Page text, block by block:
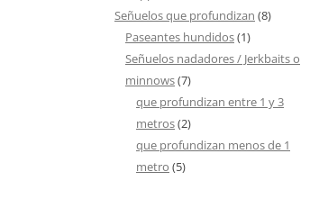
Señuelos que profundizan (8)
Paseantes hundidos(1)
Señuelos nadadores / Jerkbaits o
minnows(7)
que profundizan entre 1 y 3
metros(2)
que profundizan menos de 1
metro (5)